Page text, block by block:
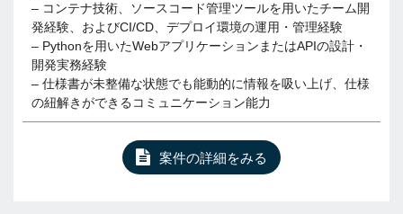
– コンテナ技術、ソースコード管理ツールを用いたチーム開
発経験、およびCI/CD、デプロイ環境の運用・管理経験
– Pythonを用いたWebアプリケーションまたはAPIの設計・
開発実務経験
– 仕様書が未整備な状態でも能動的に情報を吸い上げ、仕様
の紐解きができるコミュニケーション能力
案件の詳細をみる